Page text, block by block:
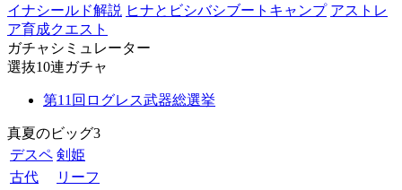
イナシールド解説 ヒナとビシバシブートキャンプ アストレ
ア育成クエスト
ガチャシミュレーター
選抜10連ガチャ
第11回ログレス武器総選挙
真夏のビッグ3
デスペ 剣姫
古代
リーフ